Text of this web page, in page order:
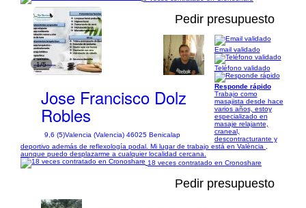
1/5
Pedir presupuesto
Jose Francisco Dolz
Robles
9,6 (5)Valencia (Valencia) 46025 Benicalap
Email validado
Teléfono validado
Responde rápido
Trabajo como
masajista desde hace
varios años, estoy
especializado en
masaje relajante,
craneal,
descontracturante y
deportivo además de reflexología podal. Mi lugar de trabajo está en València ,
aunque puedo desplazarme a cualquier localidad cercana.
18 veces contratado en Cronoshare
Pedir presupuesto